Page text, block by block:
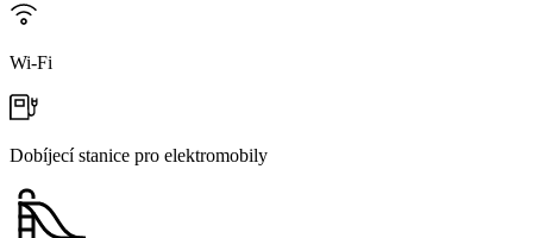
Wi-Fi
Dobíjecí stanice pro elektromobily